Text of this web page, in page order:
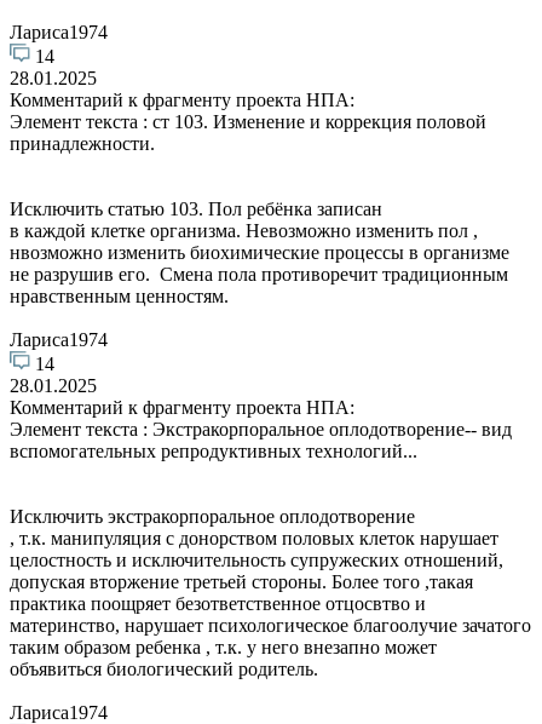
Лариса1974
14
28.01.2025
Комментарий к фрагменту проекта НПА:
Элемент текста : ст 103. Изменение и коррекция половой
принадлежности.
Исключить статью 103. Пол ребёнка записан
в каждой клетке организма. Невозможно изменить пол ,
нвозможно изменить биохимические процессы в организме
не разрушив его. Смена пола противоречит традиционным
нравственным ценностям.
Лариса1974
14
28.01.2025
Комментарий к фрагменту проекта НПА:
Элемент текста : Экстракорпоральное оплодотворение-- вид
вспомогательных репродуктивных технологий...
Исключить экстракорпоральное оплодотворение
, т.к. манипуляция с донорством половых клеток нарушает
целостность и исключительность супружеских отношений,
допуская вторжение третьей стороны. Более того ,такая
практика поощряет безответственное отцосвтво и
материнство, нарушает психологическое благоолучие зачатого
таким образом ребенка , т.к. у него внезапно может
объявиться биологический родитель.
Лариса1974